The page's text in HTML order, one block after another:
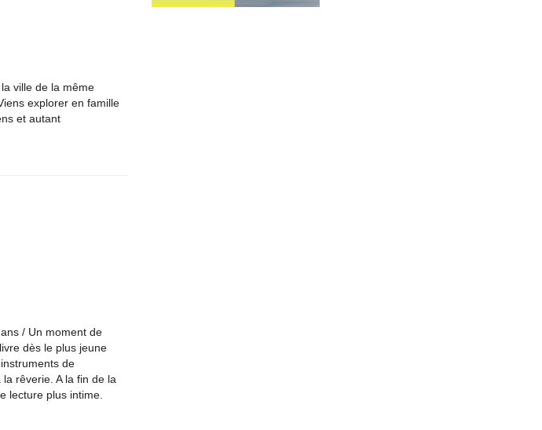
ville de la même
explorer en famille
et autant
/ Un moment de
dès le plus jeune
de
rêverie. A la fin de la
lecture plus intime.